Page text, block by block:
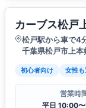
カーブス松戸
松戸駅から車で4
千葉県松戸市上
初心者向け 女性
営業時
平日 10:00